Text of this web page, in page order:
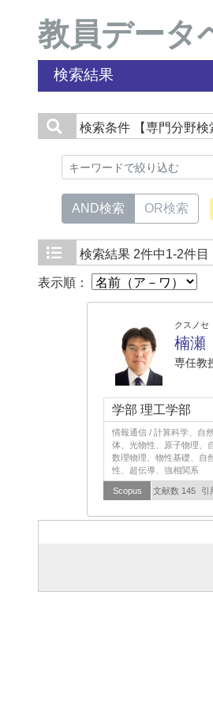
教員データ
検索結果
検索条件 【専門分野
AND検索 OR検索
検索結果 2件中1-2件目
表示順：
クスノ
楠
専任教
学部 理工学部
情報通信 / 計算科学、自
体、光物性、原子物理、
数理物理、物性基礎、自
性、超伝導、強相関系
Scopus 文献数 145 引